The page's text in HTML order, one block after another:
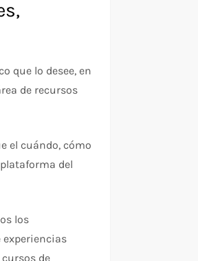
que lo desee, en
de recursos
el cuándo, cómo
del
los
de